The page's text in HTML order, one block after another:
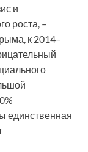
и
роста, –
к 2014–
единственная